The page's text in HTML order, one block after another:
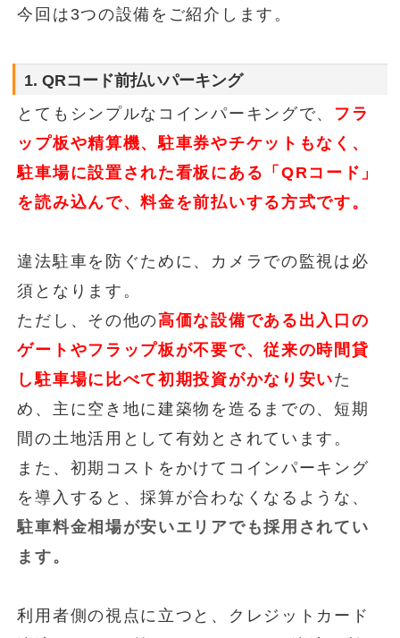
今回は3つの設備をご紹介します。
1. QRコード前払いパーキング
とてもシンプルなコインパーキングで、 フラ
ップ板や精算機、駐車券やチケットもなく、
駐車場に設置された看板にある「QRコード」
を読み込んで、料金を前払いする方式です。
違法駐車を防ぐために、カメラでの監視は必
須となります。
ただし、その他の高価な設備である出入口の
ゲートやフラップ板が不要で、従来の時間貸
し駐車場に比べて初期投資がかなり安いた
め、主に空き地に建築物を造るまでの、短期
間の土地活用として有効とされています。
また、初期コストをかけてコインパーキング
を導入すると、採算が合わなくなるような、
駐車料金相場が安いエリアでも採用されてい
ます。
利用者側の視点に立つと、クレジットカード